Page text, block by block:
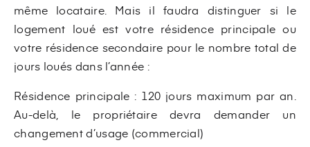
même locataire. Mais il faudra distinguer si le
logement loué est votre résidence principale ou
votre résidence secondaire pour le nombre total de
jours loués dans l’année :
Résidence principale : 120 jours maximum par an.
Au-delà, le propriétaire devra demander un
changement d’usage (commercial)